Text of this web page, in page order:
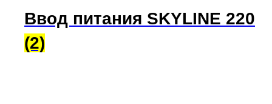
Ввод питания SKYLINE 220
(2)